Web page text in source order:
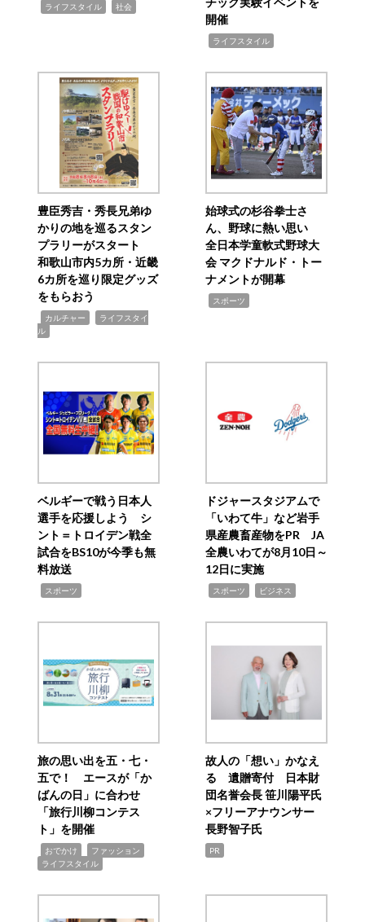
ライフスタイル 社会
開催
ライフスタイル
豊臣秀吉・秀長兄弟ゆ
かりの地を巡るスタン
プラリーがスタート
和歌山市内5カ所・近畿
6カ所を巡り限定グッズ
をもらおう
カルチャー
ライフスタイ
ル
始球式の杉谷拳士さ
ん、野球に熱い思い
全日本学童軟式野球大
会 マクドナルド・トー
ナメントが開幕
スポーツ
ベルギーで戦う日本人
選手を応援しよう シ
ント＝トロイデン戦全
試合をBS10が今季も無
料放送
スポーツ
ドジャースタジアムで
「いわて牛」など岩手
県産農畜産物をPR JA
全農いわてが8月10日～
12日に実施
スポーツ ビジネス
旅の思い出を五・七・
五で！ エースが「か
ばんの日」に合わせ
「旅行川柳コンテス
ト」を開催
おでかけ ファッション
ライフスタイル
故人の「想い」かなえ
る 遺贈寄付 日本財
団名誉会長 笹川陽平氏
×フリーアナウンサー
長野智子氏
PR